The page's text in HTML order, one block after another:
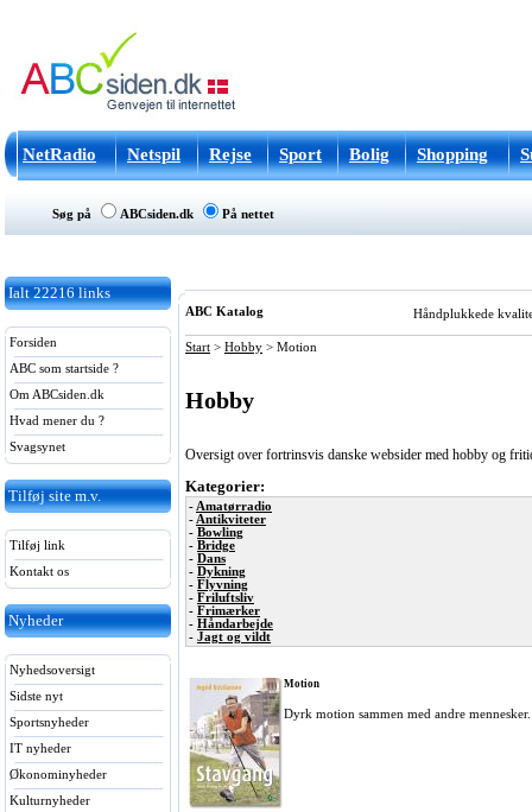
NetRadio Netspil Rejse Sport Bolig Shopping
Søg på ABCsiden.dk På nettet
Ialt 22216 links
Forsiden
ABC som startside ?
Om ABCsiden.dk
Hvad mener du ?
Svagsynet
Tilføj site m.v.
Tilføj link
Kontakt os
Nyheder
Nyhedsoversigt
Sidste nyt
Sportsnyheder
IT nyheder
Økonominyheder
Kulturnyheder
ABC Katalog Håndplukkede
Start > Hobby > Motion
Hobby
Oversigt over fortrinsvis danske websider med hobby og
Kategorier:
- Amatørradio
- Antikviteter
- Bowling
- Bridge
- Dans
- Dykning
- Flyvning
- Friluftsliv
- Frimærker
- Håndarbejde
- Jagt og vildt
Motion
Dyrk motion sammen med andre